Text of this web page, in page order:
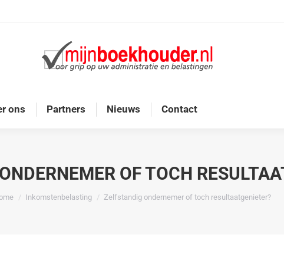
ons Partners Nieuws Contact
OF TOCH
bent hier:Inkomstenbelasting Zelfstandig ondernemer of toch resultaatgenieter?
Home Diensten Onze doelgroep Over ons